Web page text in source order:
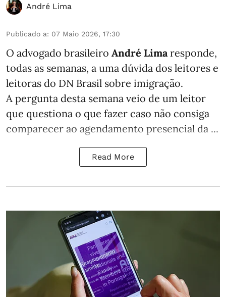
André Lima
Publicado a: 07 Maio 2026, 17:30
O advogado brasileiro André Limaresponde,
todas as semanas, a uma dúvida dos leitores e
leitoras do DN Brasil sobre imigração.
A pergunta desta semana veio de um leitor
que questiona o que fazer caso não consiga
comparecer ao agendamento presencial da ...
Read More